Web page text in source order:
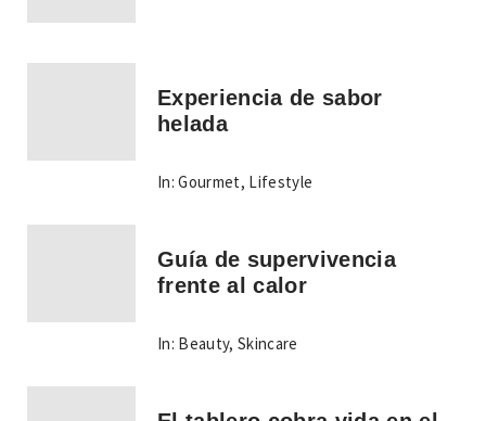
Experiencia de sabor
helada
In: Gourmet, Lifestyle
Guía de supervivencia
frente al calor
In: Beauty,Skincare